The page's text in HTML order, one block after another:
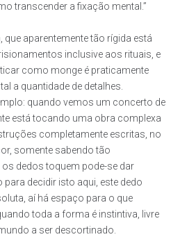
transcender a fixação mental.”
que aparentemente tão rígida está
inclusive aos rituais, e
como monge é praticamente
a quantidade de detalhes.
quando vemos um concerto de
está tocando uma obra complexa
completamente escritas, no
somente sabendo tão
dedos toquem pode-se dar
decidir isto aqui, este dedo
aí há espaço para o que
toda a forma é instintiva, livre
a ser descortinado.